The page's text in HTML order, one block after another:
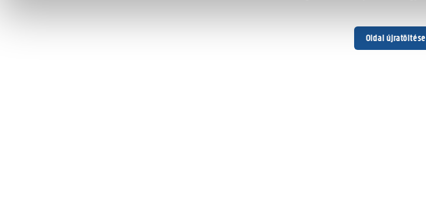
Oldal újratöltése